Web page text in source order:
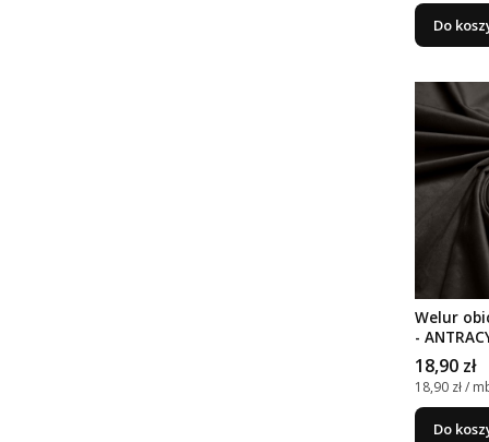
Do
Welur
-
Cena
18,90 zł
Cena
18,90 zł /
Do